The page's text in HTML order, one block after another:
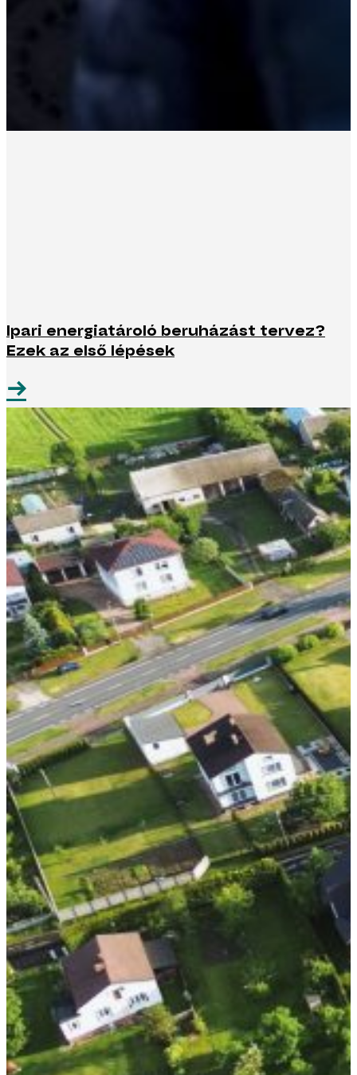
Ipari energiatároló beruházást tervez?
Ezek az első lépések
→